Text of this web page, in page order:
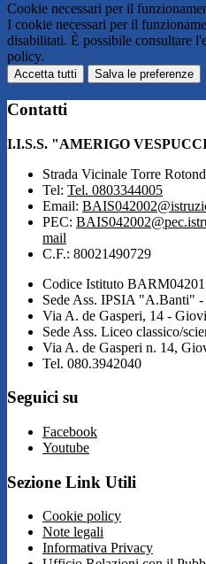
Cookie necessari per il
I cookie necessari per il
disabilitati. È possibile consultare
policy.
Accetta tutti Salva le preferenze
Contatti
I.I.S.S. "AMERIGO
Strada Vicinale Torre
Tel: Tel. 0803344005
Email:
PEC:
mail
C.F.: 80021490729
Codice Istituto
Sede Ass. IPSIA "A.Banti"
Via A. de Gasperi, 14 -
Sede Ass. Liceo classico/
Via A. de Gasperi n. 14,
Tel. 080.3942040
Seguici su
Facebook
Youtube
Sezione Link Utili
Cookie policy
Note legali
Informativa Privacy